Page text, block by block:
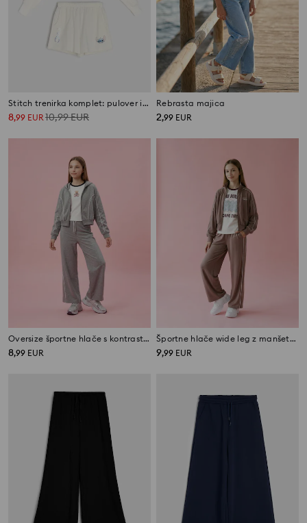
Stitch trenirka komplet: pulover in kratke hlače
8,99 EUR 10,99EUR
Rebrasta majica
2,99 EUR
Oversize športne hlače s kontrastnim paspulom Active
8,99 EUR
Športne hlače wide leg z manšetami in dodatkom viskoze Active
9,99 EUR